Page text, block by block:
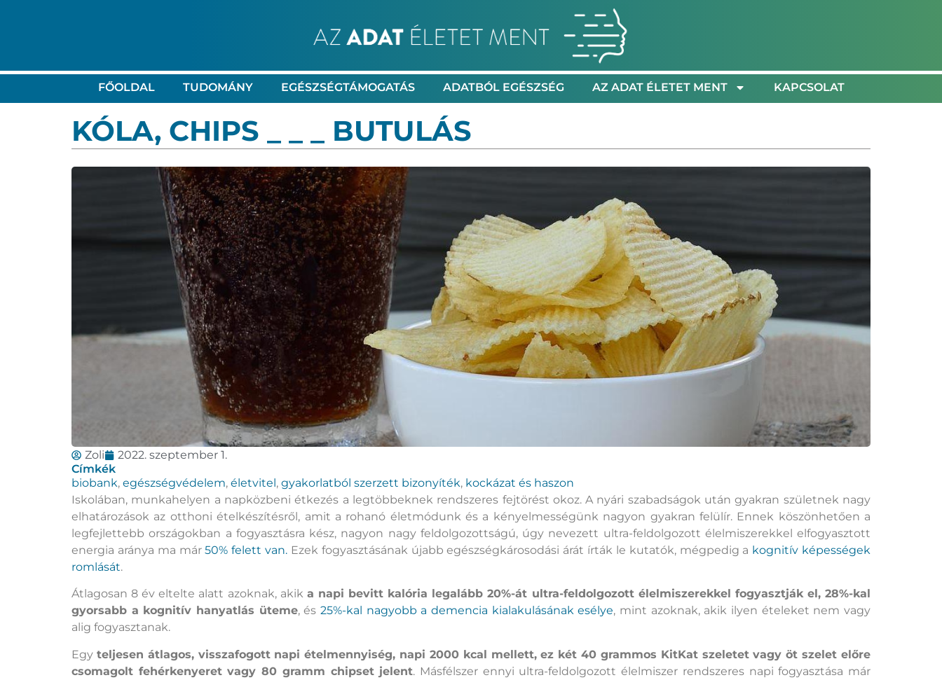
FŐOLDAL TUDOMÁNY EGÉSZSÉGTÁMOGATÁS ADATBÓL EGÉSZSÉG AZ ADAT ÉLETET MENT KAPCSOLAT
KÓLA, CHIPS _ _ _ BUTULÁS
Zoli
2022. szeptember 1.
Címkék
biobank, egészségvédelem, életvitel, gyakorlatból szerzett bizonyíték, kockázat és haszon
Iskolában, munkahelyen a napközbeni étkezés a legtöbbeknek rendszeres fejtörést okoz. A nyári szabadságok után gyakran születnek nagy
elhatározások az otthoni ételkészítésről, amit a rohanó életmódunk és a kényelmességünk nagyon gyakran felülír. Ennek köszönhetően a
legfejlettebb országokban a fogyasztásra kész, nagyon nagy feldolgozottságú, úgy nevezett ultra-feldolgozott élelmiszerekkel elfogyasztott
energia aránya ma már50% felett van. Ezek fogyasztásának újabb egészségkárosodási árát írták le kutatók, mégpedig a kognitív képességek
romlását.
Átlagosan 8 év eltelte alatt azoknak, akik a napi bevitt kalória legalább 20%-át ultra-feldolgozott élelmiszerekkel fogyasztják el, 28%-kal
gyorsabb a kognitív hanyatlás üteme, és25%-kal nagyobb a demencia kialakulásának esélye, mint azoknak, akik ilyen ételeket nem vagy
alig fogyasztanak.
Egy teljesen átlagos, visszafogott napi ételmennyiség, napi 2000 kcal mellett, ez két 40 grammos KitKat szeletet vagy öt szelet előre
csomagolt fehérkenyeret vagy 80 gramm chipset jelent. Másfélszer ennyi ultra-feldolgozott élelmiszer rendszeres napi fogyasztása már